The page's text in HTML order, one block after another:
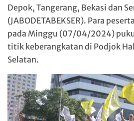
Depok, Tangerang, Bekasi dan
(JABODETABEKSER). Para
pada Minggu (07/04/2024)
titik keberangkatan di Podjok
Selatan.